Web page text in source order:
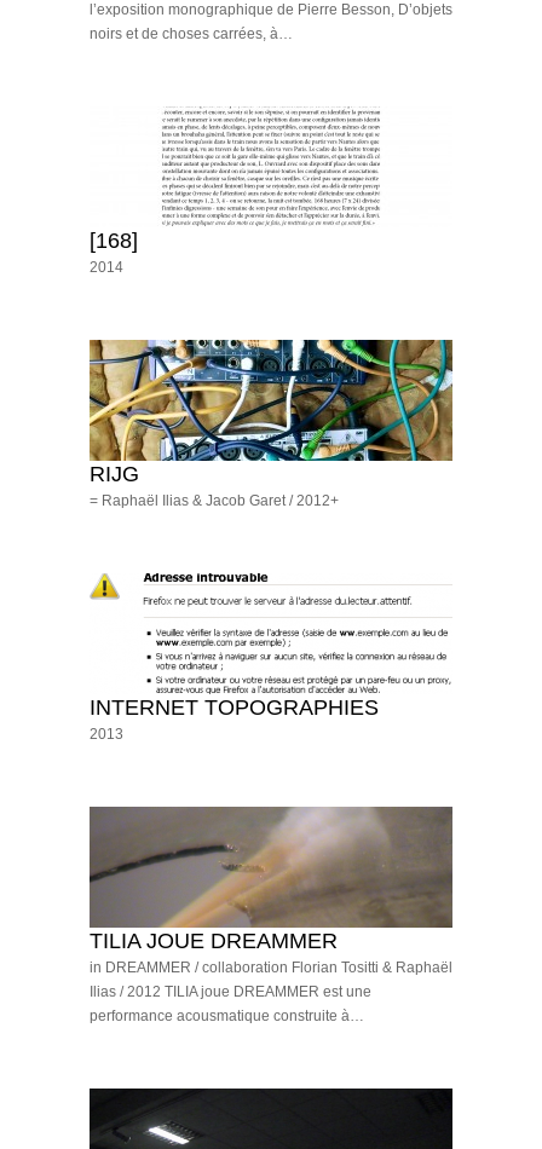
l’exposition monographique de Pierre Besson, D’objets
noirs et de choses carrées, à…
[168]
2014
RIJG
= Raphaël Ilias & Jacob Garet / 2012+
INTERNET TOPOGRAPHIES
2013
TILIA JOUE DREAMMER
in DREAMMER / collaboration Florian Tositti & Raphaël
Ilias / 2012 TILIA joue DREAMMER est une
performance acousmatique construite à…